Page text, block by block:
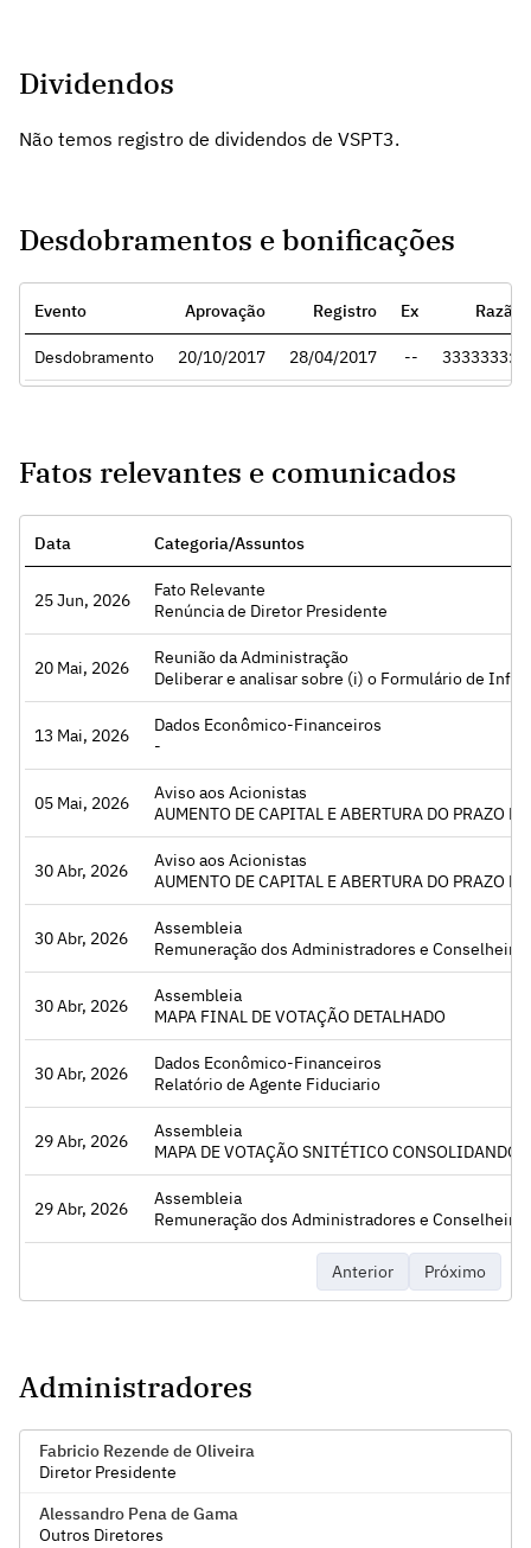
Dividendos
Não temos registro de dividendos de VSPT3.
Desdobramentos e bonificações
Evento Aprovação Registro Ex Razão
Desdobramento 20/10/2017 28/04/2017 -- 3333333:1
Fatos relevantes e comunicados
Data Categoria/Assuntos
25 Jun, 2026
Fato Relevante
Renúncia de Diretor Presidente
Acessar
20 Mai, 2026
Reunião da Administração
Deliberar e analisar sobre (i) o Formulário de Informações Trimestrais – ITR da
Acessar
13 Mai, 2026
Dados Econômico-Financeiros
-
Acessar
05 Mai, 2026
Aviso aos Acionistas
AUMENTO DE CAPITAL E ABERTURA DO PRAZO PARA
Acessar
30 Abr, 2026
Aviso aos Acionistas
AUMENTO DE CAPITAL E ABERTURA DO PRAZO PARA
Acessar
30 Abr, 2026
Assembleia
Remuneração dos Administradores e Conselheiros, Proposta de aumento do capital social da Companhia, mediante capitalização de Adiantamento para Futuro Aumento de Capital (“AFAC”), Alteração do caput do artigo 5º do Estatuto Social da Companhia e a consolidação do Estatuto Social., as contas da administração e as Demonstrações Financeiras da Companhia,
Acessar
30 Abr, 2026
Assembleia
MAPA FINAL DE VOTAÇÃO DETALHADO
Acessar
30 Abr, 2026
Dados Econômico-Financeiros
Relatório de Agente Fiduciario
Acessar
29 Abr, 2026
Assembleia
MAPA DE VOTAÇÃO SNITÉTICO CONSOLIDANDO OS
Acessar
29 Abr, 2026
Assembleia
Remuneração dos Administradores e Conselheiros, Destinação dos Resultados, Aumento do Capital Social (inciso I, art. 166 da
Acessar
Anterior Próximo
Administradores
Fabricio Rezende de Oliveira
Diretor Presidente
Alessandro Pena de Gama
Outros Diretores